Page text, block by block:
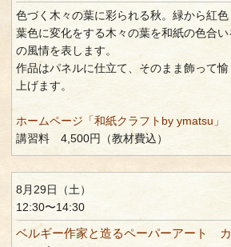
色づく木々の葉に彩られる秋。緑から紅
葉色に変化をする木々の葉を和紙の色合
の風情を表します。
作品はパネルに仕立て、そのまま飾って
上げます。
ホームページ「和紙クラフトby ymatsu」
講習料 4,500円（教材費込）
8月29日（土）
12:30〜14:30
ベルギー作家と造るペーパーアート